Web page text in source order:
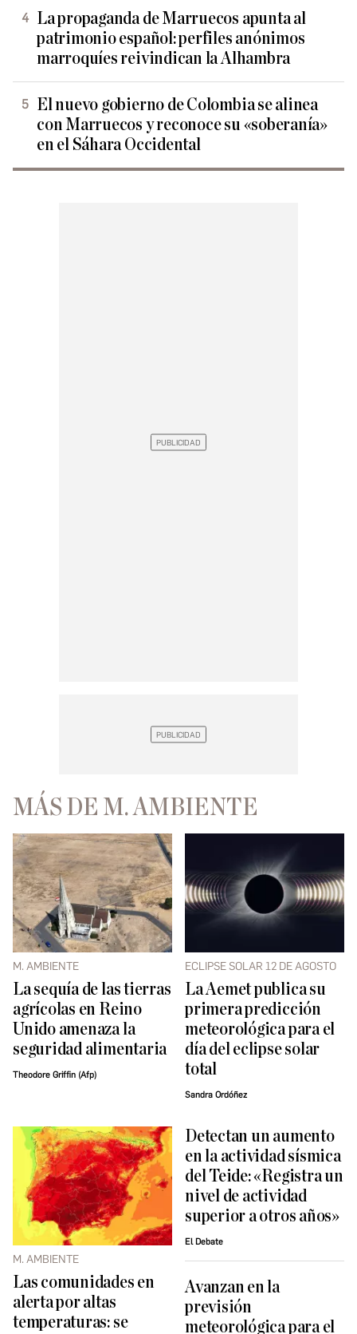
La propaganda de Marruecos apunta al
patrimonio español: perfiles anónimos
marroquíes reivindican la Alhambra
El nuevo gobierno de Colombia se alinea
con Marruecos y reconoce su «soberanía»
en el Sáhara Occidental
MÁS DE M. AMBIENTE
M. AMBIENTE
La sequía de las tierras
agrícolas en Reino
Unido amenaza la
seguridad alimentaria
Theodore Griffin (Afp)
ECLIPSE SOLAR 12 DE AGOSTO
La Aemet publica su
primera predicción
meteorológica para el
día del eclipse solar
total
Sandra Ordóñez
M. AMBIENTE
Las comunidades en
alerta por altas
temperaturas: se
Detectan un aumento
en la actividad sísmica
del Teide: «Registra un
nivel de actividad
superior a otros años»
El Debate
Avanzan en la
previsión
meteorológica para el